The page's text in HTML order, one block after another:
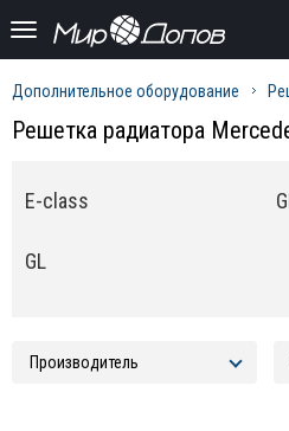
Дополнительное оборудование
Решетка радиатора
E-class
GL